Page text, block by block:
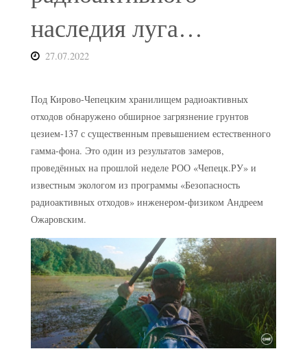
наследия луга…
27.07.2022
Под Кирово-Чепецким хранилищем радиоактивных
отходов обнаружено обширное загрязнение грунтов
цезием-137 с существенным превышением естественного
гамма-фона. Это один из результатов замеров,
проведённых на прошлой неделе РОО «Чепецк.РУ» и
известным экологом из программы «Безопасность
радиоактивных отходов» инженером-физиком Андреем
Ожаровским.